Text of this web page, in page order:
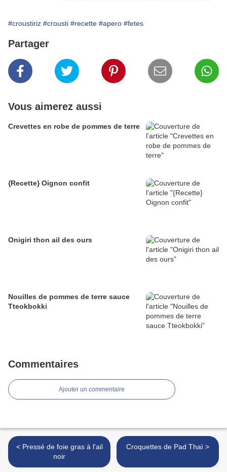
#croustiriz #crousti #recette #apero #fetes
Partager
Vous aimerez aussi
Crevettes en robe de pommes de terre
{Recette} Oignon confit
Onigiri thon ail des ours
Nouilles de pommes de terre sauce
Tteokbokki
Commentaires
Ajouter un commentaire
< Pressé de foie gras à l'ail
noir
Croquettes de Pad Thaï >